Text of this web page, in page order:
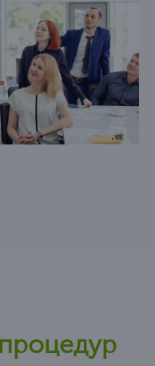
или
и процентной